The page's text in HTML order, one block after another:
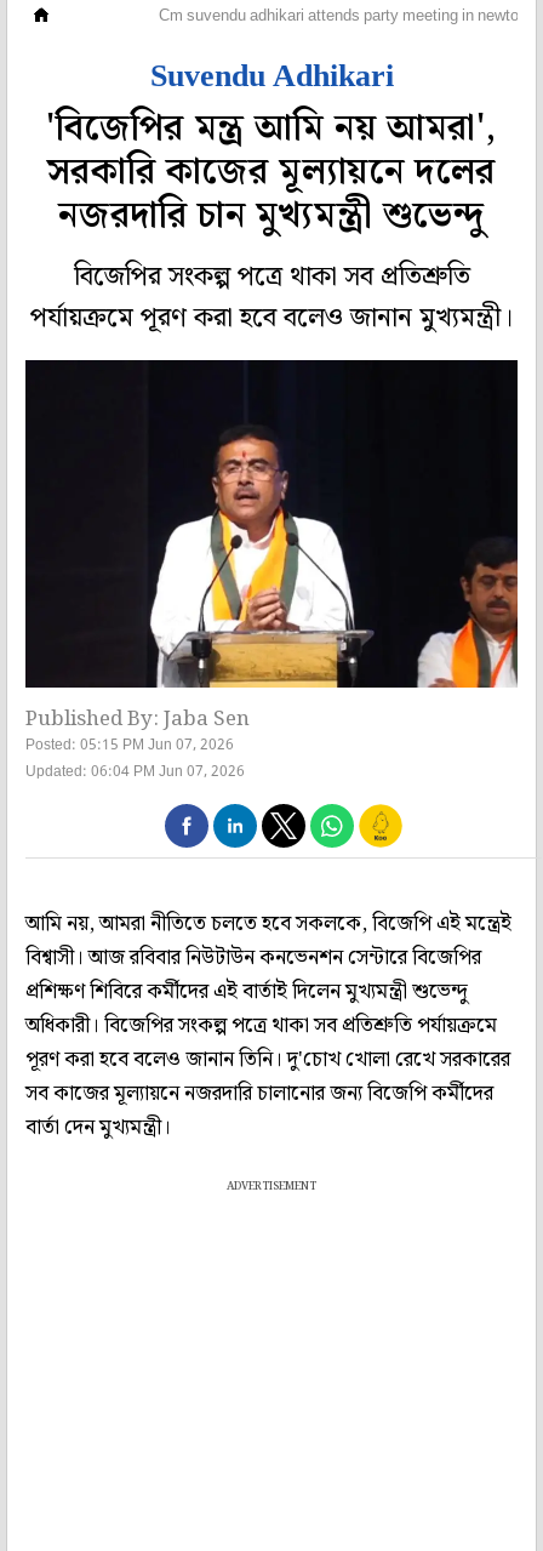
Cm suvendu adhikari attends party meeting in newtown
Suvendu Adhikari
'বিজেপির মন্ত্র আমি নয় আমরা',
সরকারি কাজের মূল্যায়নে দলের
নজরদারি চান মুখ্যমন্ত্রী শুভেন্দু
বিজেপির সংকল্প পত্রে থাকা সব প্রতিশ্রুতি
পর্যায়ক্রমে পূরণ করা হবে বলেও জানান মুখ্যমন্ত্রী।
Published By: Jaba Sen
Posted: 05:15 PM Jun 07, 2026
Updated: 06:04 PM Jun 07, 2026
আমি নয়, আমরা নীতিতে চলতে হবে সকলকে, বিজেপি এই মন্ত্রেই
বিশ্বাসী। আজ রবিবার নিউটাউন কনভেনশন সেন্টারে বিজেপির
প্রশিক্ষণ শিবিরে কর্মীদের এই বার্তাই দিলেন মুখ্যমন্ত্রী শুভেন্দু
অধিকারী। বিজেপির সংকল্প পত্রে থাকা সব প্রতিশ্রুতি পর্যায়ক্রমে
পূরণ করা হবে বলেও জানান তিনি। দু'চোখ খোলা রেখে সরকারের
সব কাজের মূল্যায়নে নজরদারি চালানোর জন্য বিজেপি কর্মীদের
বার্তা দেন মুখ্যমন্ত্রী।
ADVERTISEMENT